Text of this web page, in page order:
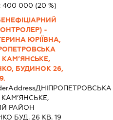
400 000 (20 %)
-
ЮРІЇВНА,
БУДИНОК 26,
ДНІПРОПЕТРОВСЬКА
РАЙОН
БУД. 26 КВ. 19